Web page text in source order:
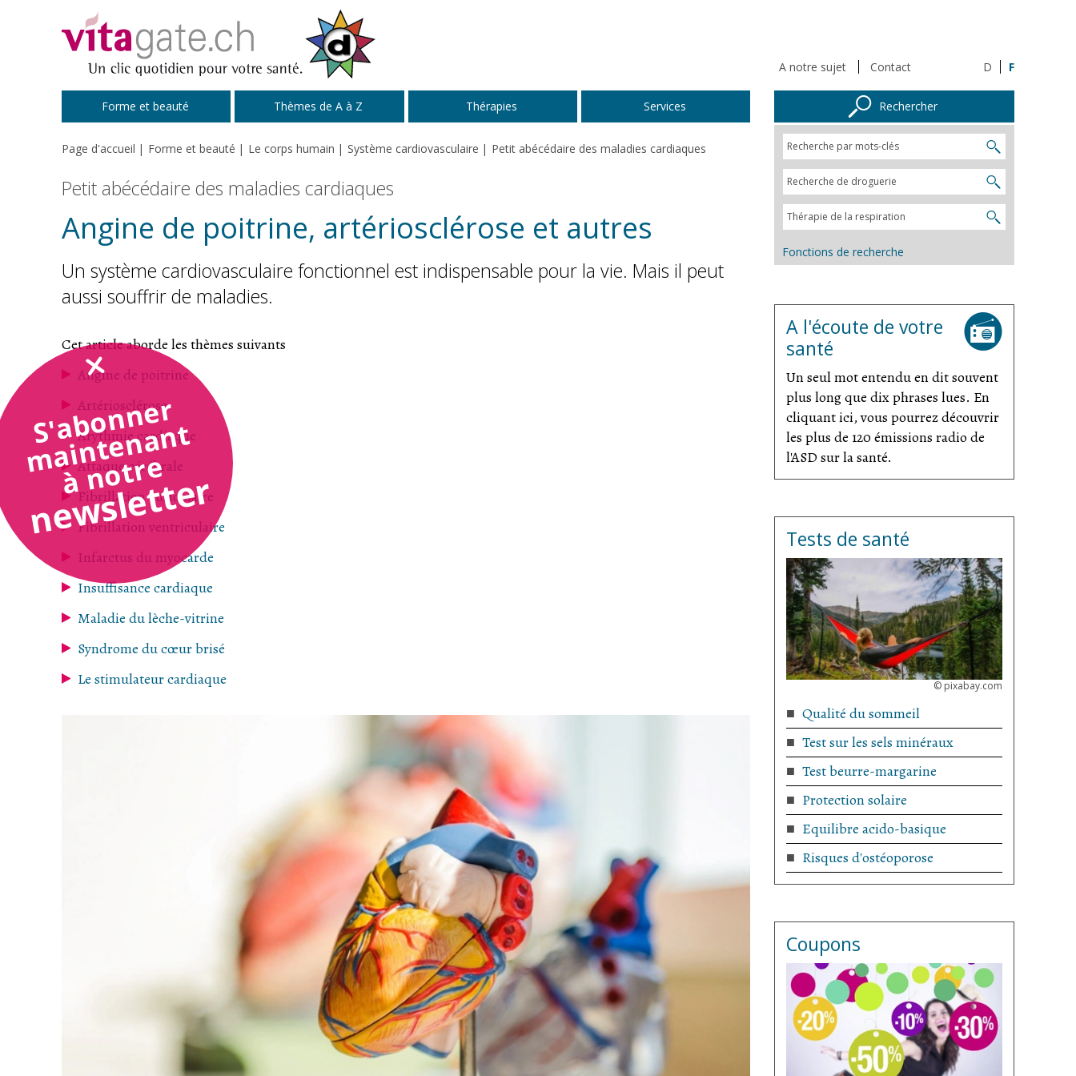
S'abonner
maintenant
à notre
newsletter
A notre sujet Contact D F
Forme et beauté Thèmes de A à Z Thérapies Services
Page d'accueil Forme et beauté Le corps humain Système cardiovasculaire Petit abécédaire des maladies cardiaques
Petit abécédaire des maladies cardiaques
Angine de poitrine, artériosclérose et autres
Un système cardiovasculaire fonctionnel est indispensable pour la vie. Mais il peut
aussi souffrir de maladies.
Cet article aborde les thèmes suivants
Angine de poitrine
Artériosclérose
Arythmie cardiaque
Attaque cérébrale
Fibrillation auriculaire
Fibrillation ventriculaire
Infarctus du myocarde
Insuffisance cardiaque
Maladie du lèche-vitrine
Syndrome du cœur brisé
Le stimulateur cardiaque
Rechercher
Fonctions de recherche
A l'écoute de votre
santé
Un seul mot entendu en dit souvent
plus long que dix phrases lues. En
cliquant ici, vous pourrez découvrir
les plus de 120 émissions radio de
l'ASD sur la santé.
Tests de santé
© pixabay.com
Qualité du sommeil
Test sur les sels minéraux
Test beurre-margarine
Protection solaire
Equilibre acido-basique
Risques d'ostéoporose
Coupons